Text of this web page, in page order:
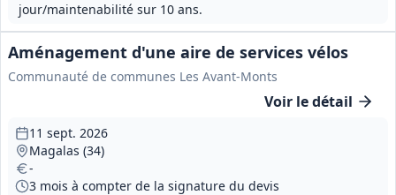
jour/maintenabilité sur 10 ans.
Aménagement d'une aire de services vélos
Communauté de communes Les Avant-Monts
Voir le détail
11 sept. 2026
Magalas (34)
-
3 mois à compter de la signature du devis